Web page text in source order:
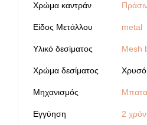
Χρώμα καντράν
Είδος Μετάλλου metal
Υλικό δεσίματος Mesh
Χρώμα δεσίματος Χρυσό
Μηχανισμός
Εγγύηση
2